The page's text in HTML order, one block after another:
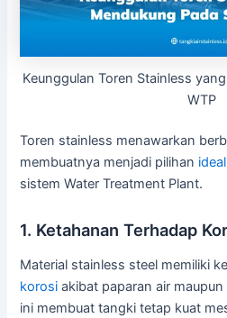
Keunggulan Toren Stainless
WTP
Toren stainless menawarkan
membuatnya menjadi pilihan ideal
sistem Water Treatment Plant.
1. Ketahanan Terhadap
Material stainless steel memiliki
korosi akibat paparan air
ini membuat tangki tetap kuat